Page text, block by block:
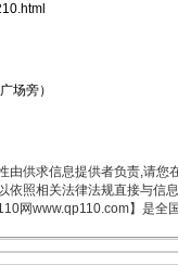
场旁）
由供求信息提供者负责,请
依照相关法律法规直接与信
网www.qp110.com】是全